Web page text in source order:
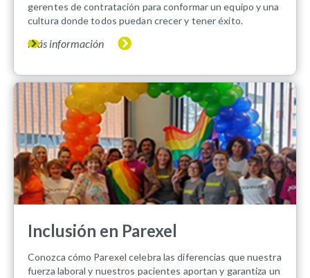
gerentes de contratación para conformar un equipo y una
cultura donde todos puedan crecer y tener éxito.
Más información
Inclusión en Parexel
Conozca cómo Parexel celebra las diferencias que nuestra
fuerza laboral y nuestros pacientes aportan y garantiza un